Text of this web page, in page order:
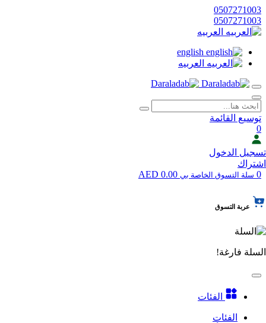
0507271003
0507271003
العربيه
english
العربيه
توسيع القائمة
0
تسجيل الدخول
اشتراك
0 سلة التسوق الخاصة بي
عربة التسوق
السلة فارغة!
الفئات
الفئات